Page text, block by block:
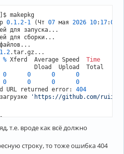
0.1.2-1 (Чт 07 мая 2026 10: 17:06
.2.tar.gz...
% Xferd  Average Speed Time
Dload  Upload  Total
0 0 0
0
0 0 0
0
URL returned error: 404
'https://github.com/
т.е. вроде как всё должно
строку, то тоже ошибка 404